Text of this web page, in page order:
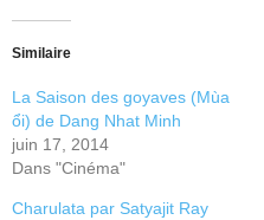
Similaire
La Saison des goyaves (Mùa
ổi) de Dang Nhat Minh
juin 17, 2014
Dans "Cinéma"
Charulata par Satyajit Ray